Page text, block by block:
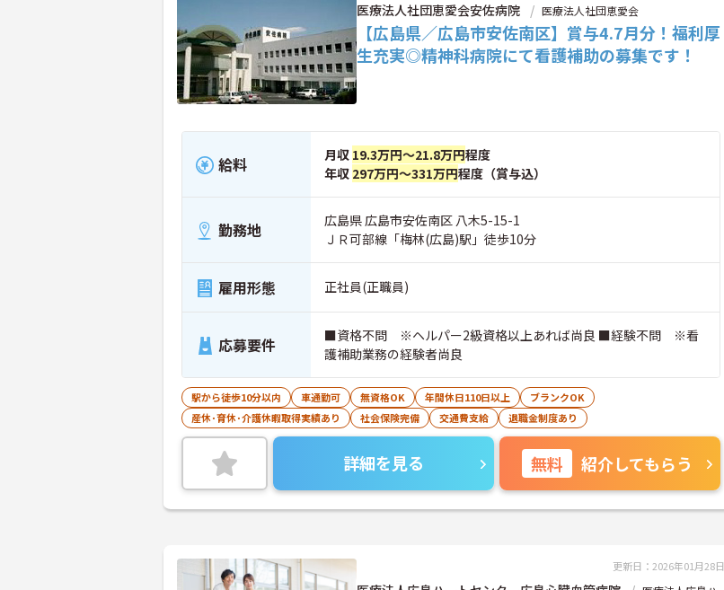
医療法人社団恵愛会安佐病院 医療法人社団恵愛会
【広島県／広島市安佐南区】賞与4.7月分！福利厚
生充実◎精神科病院にて看護補助の募集です！
給料 月収 19.3万円～21.8万円程度
年収 297万円～331万円程度（賞与込）
勤務地
広島県 広島市安佐南区 八木5-15-1
ＪＲ可部線「梅林(広島)駅」徒歩10分
雇用形態 正社員(正職員)
応募要件
■資格不問 ※ヘルパー2級資格以上あれば尚良 ■経験不問 ※看
護補助業務の経験者尚良
駅から徒歩10分以内 車通勤可 無資格OK 年間休日110日以上
ブランクOK
産休･育休･介護休暇取得実績あり
社会保険完備 交通費支給 退職金制度あり
詳細を見る 無料 紹介してもらう
更新日：2026年01月28日